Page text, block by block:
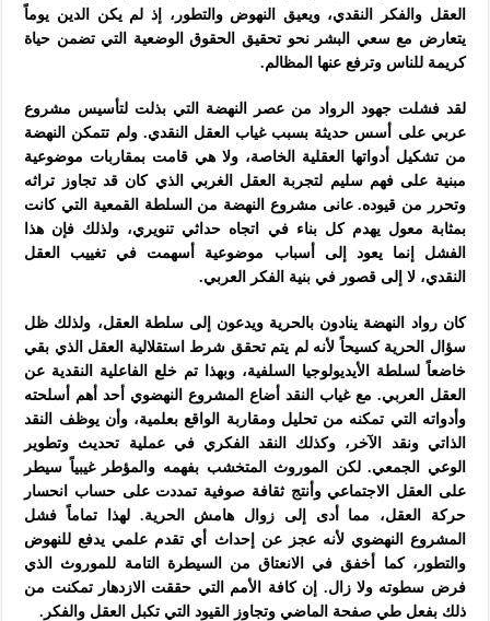
العقل والفكر النقدي، ويعيق النهوض والتطور، إذ لم يكن الدين يوماً
يتعارض مع سعي البشر نحو تحقيق الحقوق الوضعية التي تضمن حياة
كريمة للناس وترفع عنها المظالم.
لقد فشلت جهود الرواد من عصر النهضة التي بذلت لتأسيس مشروع
عربي على أسس حديثة بسبب غياب العقل النقدي. ولم تتمكن النهضة
من تشكيل أدواتها العقلية الخاصة، ولا هي قامت بمقاربات موضوعية
مبنية على فهم سليم لتجربة العقل الغربي الذي كان قد تجاوز تراثه
وتحرر من قيوده. عانى مشروع النهضة من السلطة القمعية التي كانت
بمثابة معول يهدم كل بناء في اتجاه حداثي تنويري، ولذلك فإن هذا
الفشل إنما يعود إلى أسباب موضوعية أسهمت في تغييب العقل
النقدي، لا إلى قصور في بنية الفكر العربي.
كان رواد النهضة ينادون بالحرية ويدعون إلى سلطة العقل، ولذلك ظل
سؤال الحرية كسيحاً لأنه لم يتم تحقق شرط استقلالية العقل الذي بقي
خاضعاً لسلطة الأيديولوجيا السلفية، وبهذا تم خلع الفاعلية النقدية عن
العقل العربي. مع غياب النقد أضاع المشروع النهضوي أحد أهم أسلحته
وأدواته التي تمكنه من تحليل ومقاربة الواقع بعلمية، وأن يوظف النقد
الذاتي ونقد الآخر، وكذلك النقد الفكري في عملية تحديث وتطوير
الوعي الجمعي. لكن الموروث المتخشب بفهمه والمؤطر غيبياً سيطر
على العقل الاجتماعي وأنتج ثقافة صوفية تمددت على حساب انحسار
حركة العقل، مما أدى إلى زوال هامش الحرية. لهذا تماماً فشل
المشروع النهضوي لأنه عجز عن إحداث أي تقدم علمي يدفع للنهوض
والتطور، كما أخفق في الانعتاق من السيطرة التامة للموروث الذي
فرض سطوته ولا زال. إن كافة الأمم التي حققت الازدهار تمكنت من
ذلك بفعل طي صفحة الماضي وتجاوز القيود التي تكبل العقل والفكر.